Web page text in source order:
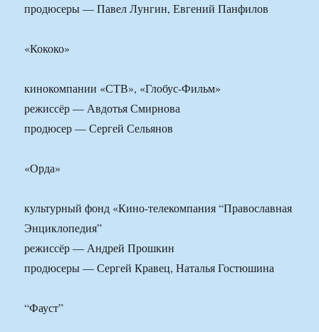
продюсеры — Павел Лунгин, Евгений Панфилов
«Кококо»
кинокомпании «СТВ», «Глобус-Фильм»
режиссёр — Авдотья Смирнова
продюсер — Сергей Сельянов
«Орда»
культурный фонд «Кино-телекомпания “Православная
Энциклопедия”
режиссёр — Андрей Прошкин
продюсеры — Сергей Кравец, Наталья Гостюшина
“Фауст”